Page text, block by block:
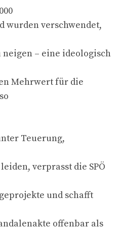
wurden verschwendet,
– eine ideologisch
Mehrwert für die
Teuerung,
verprasst die SPÖ
und schafft
offenbar als